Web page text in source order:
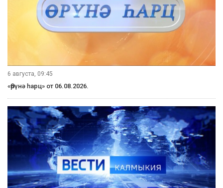
6 августа, 09:45
«Өрүнә һарц» от 06.08.2026.